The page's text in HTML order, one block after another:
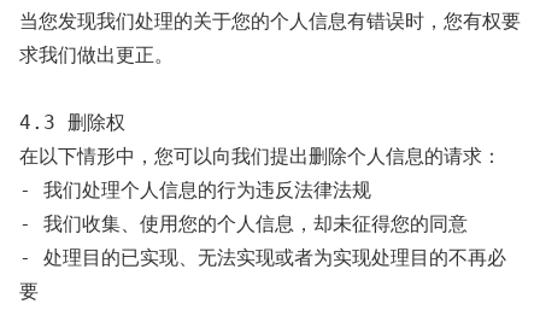
当您发现我们处理的关于您的个人信息有错误时，您有权要
求我们做出更正。
4.3 删除权
在以下情形中，您可以向我们提出删除个人信息的请求：
- 我们处理个人信息的行为违反法律法规
- 我们收集、使用您的个人信息，却未征得您的同意
- 处理目的已实现、无法实现或者为实现处理目的不再必
要